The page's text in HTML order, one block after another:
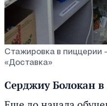
Стажировка в пиццерии
«Доставка»
Серджиу Болокан